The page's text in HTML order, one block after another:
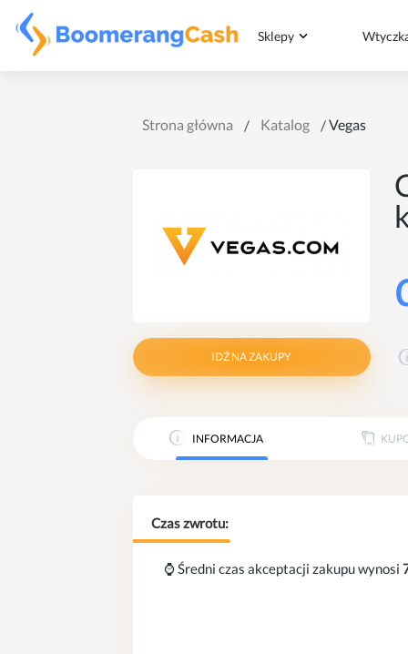
Sklepy
Strona główna Katalog Vegas
IDŹ NA ZAKUPY
INFORMACJA
Czas zwrotu:
⌚ Średni czas akceptacji zakupu wynosi